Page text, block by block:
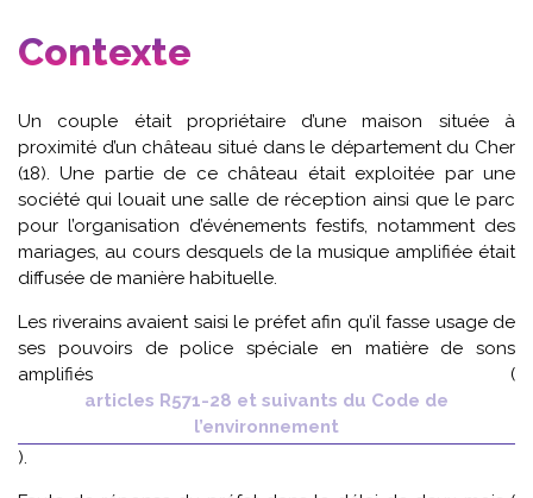
Contexte
Un couple était propriétaire d’une maison située à
proximité d’un château situé dans le département du Cher
(18). Une partie de ce château était exploitée par une
société qui louait une salle de réception ainsi que le parc
pour l’organisation d’événements festifs, notamment des
mariages, au cours desquels de la musique amplifiée était
diffusée de manière habituelle.
Les riverains avaient saisi le préfet afin qu’il fasse usage de
ses pouvoirs de police spéciale en matière de sons
amplifiés (
articles R571-28 et suivants du Code de
l’environnement
).